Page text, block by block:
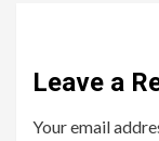
Leave a
Your email